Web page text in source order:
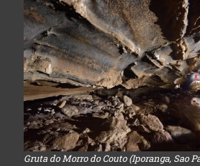
Gruta do Morro do Couto (Iporanga, Sao